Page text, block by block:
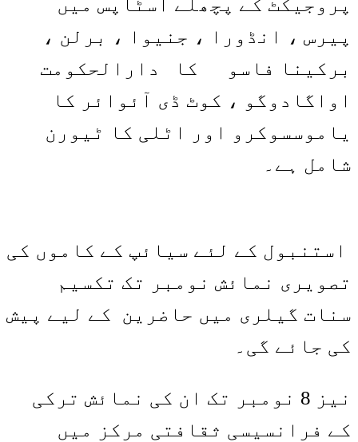
پروجیکٹ کے پچھلے اسٹاپس میں
پیرس ، انڈورا ، جنیوا ، برلن ،
برکینا فاسو کا دارالحکومت
اواگادوگو ، کوٹ ڈی آئوائر کا
یاموسسوکرو اور اٹلی کا ٹیورن
شامل ہے۔
استنبول کے لئے سیائپ کے کاموں کی
تصویری نمائش نومبر تک تکسیم
سنات گیلری میں حاضرین کے لیے پیش
کی جائے گی۔
نیز 8 نومبر تک ان کی نمائش ترکی
کے فرانسیسی ثقافتی مرکز میں